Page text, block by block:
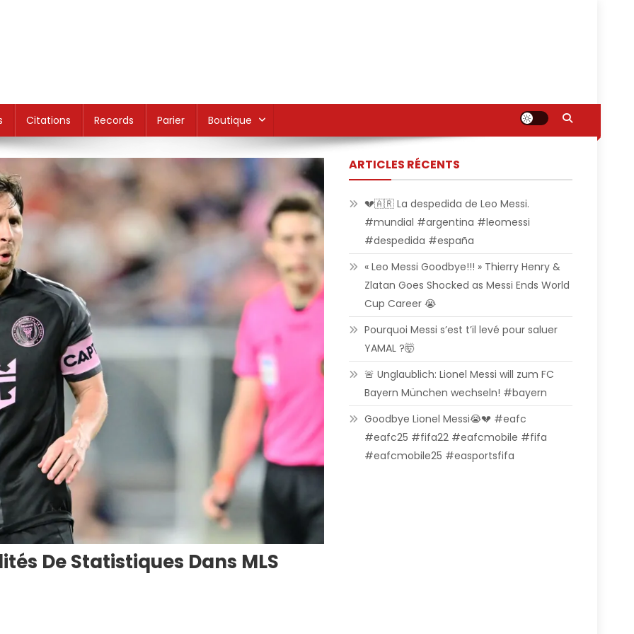
Citations Records Parier Boutique
De Statistiques Dans MLS
ARTICLES RÉCENTS
💔🇦🇷 La despedida de Leo Messi.
#mundial #argentina #leomessi
#despedida #españa
« Leo Messi Goodbye!!! » Thierry Henry &
Zlatan Goes Shocked as Messi Ends World
Cup Career 😭
Pourquoi Messi s’est t’il levé pour saluer
YAMAL ?🤯
🚨 Unglaublich: Lionel Messi will zum FC
Bayern München wechseln! #bayern
Goodbye Lionel Messi😭💔 #eafc
#eafc25 #fifa22 #eafcmobile #fifa
#eafcmobile25 #easportsfifa